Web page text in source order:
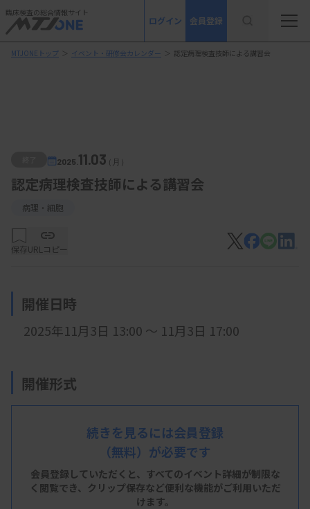
臨床検査の総合情報サイト
ログイン 会員登録
MTJONEトップ ＞ イベント・研修会カレンダー ＞ 認定病理検査技師による講習会
2025. 11.03（月）
認定病理検査技師による講習会
病理・細胞
保存URLコピー
開催日時
2025年11月3日 13:00 ～ 11月3日 17:00
開催形式
現地開催
神戸大学医学部神緑会館
続きを見るには会員登録
（無料）が必要です
会員登録していただくと、すべてのイベント詳細が制限な
く閲覧でき、 クリップ保存など便利な機能がご利用いただ
けます。